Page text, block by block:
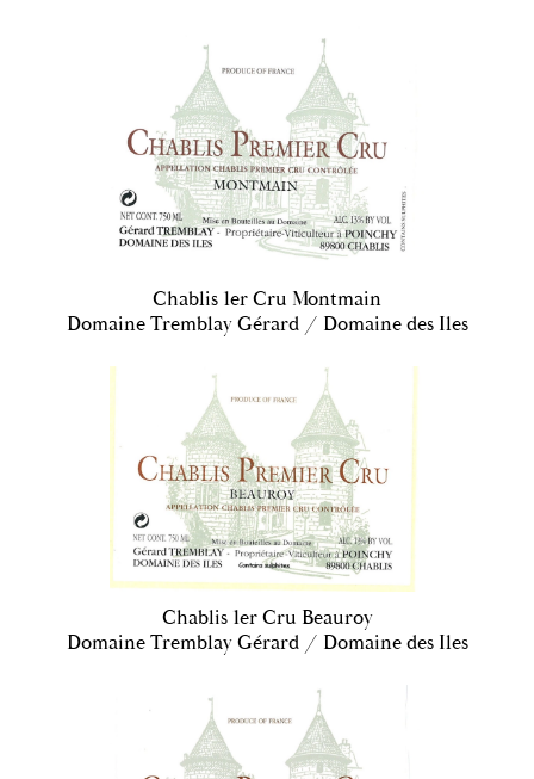
Chablis 1er Cru Montmain
Domaine Tremblay Gérard / Domaine des Iles
Chablis 1er Cru Beauroy
Domaine Tremblay Gérard / Domaine des Iles